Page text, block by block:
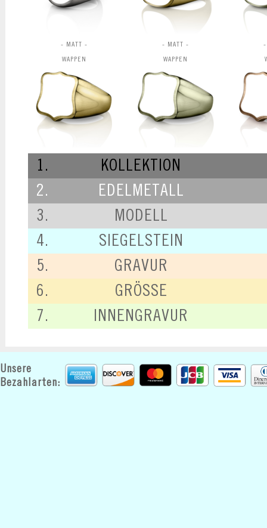
1.
KOLLEKTION
2.
EDELMETALL
3.
MODELL
4.
SIEGELSTEIN
5.
GRAVUR
6.
GRÖSSE
7.
INNENGRAVUR
- MATT -
WAPPEN
- MATT -
WAPPEN
Unsere
Bezahlarten: